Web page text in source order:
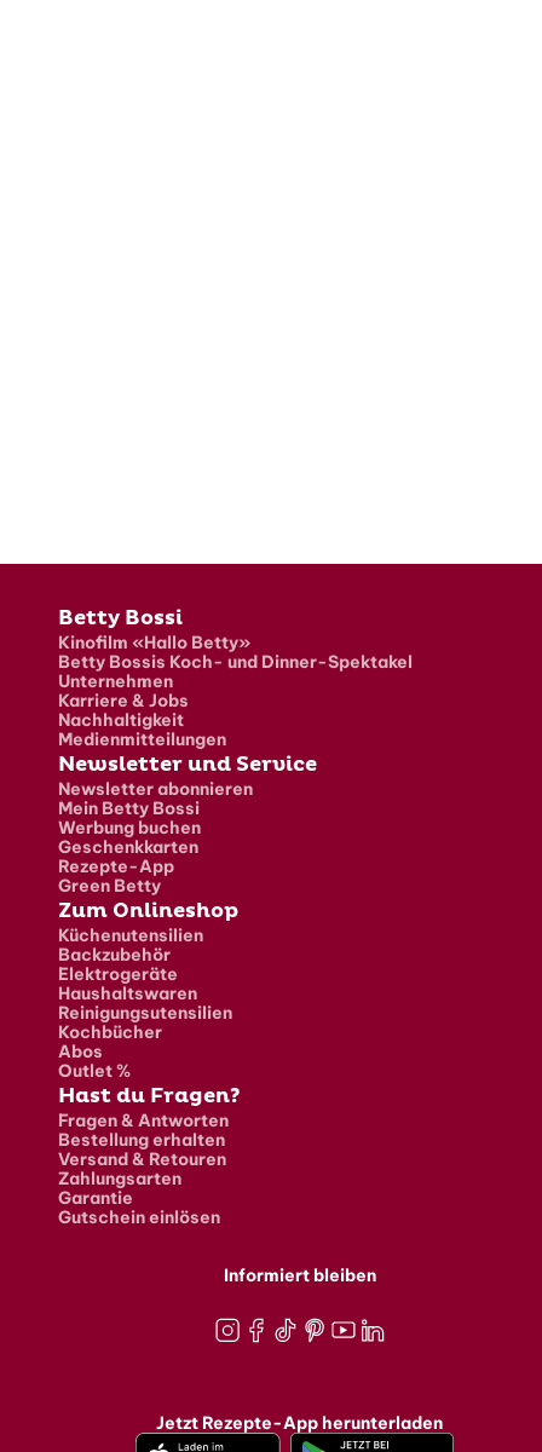
Fusszeile
Betty Bossi
Kinofilm «Hallo Betty»
Betty Bossis Koch- und Dinner-Spektakel
Unternehmen
Karriere & Jobs
Nachhaltigkeit
Medienmitteilungen
Newsletter und Service
Newsletter abonnieren
Mein Betty Bossi
Werbung buchen
Geschenkkarten
Rezepte-App
Green Betty
Zum Onlineshop
Küchenutensilien
Backzubehör
Elektrogeräte
Haushaltswaren
Reinigungsutensilien
Kochbücher
Abos
Outlet %
Hast du Fragen?
Fragen & Antworten
Bestellung erhalten
Versand & Retouren
Zahlungsarten
Garantie
Gutschein einlösen
Informiert bleiben
Jetzt Rezepte-App herunterladen